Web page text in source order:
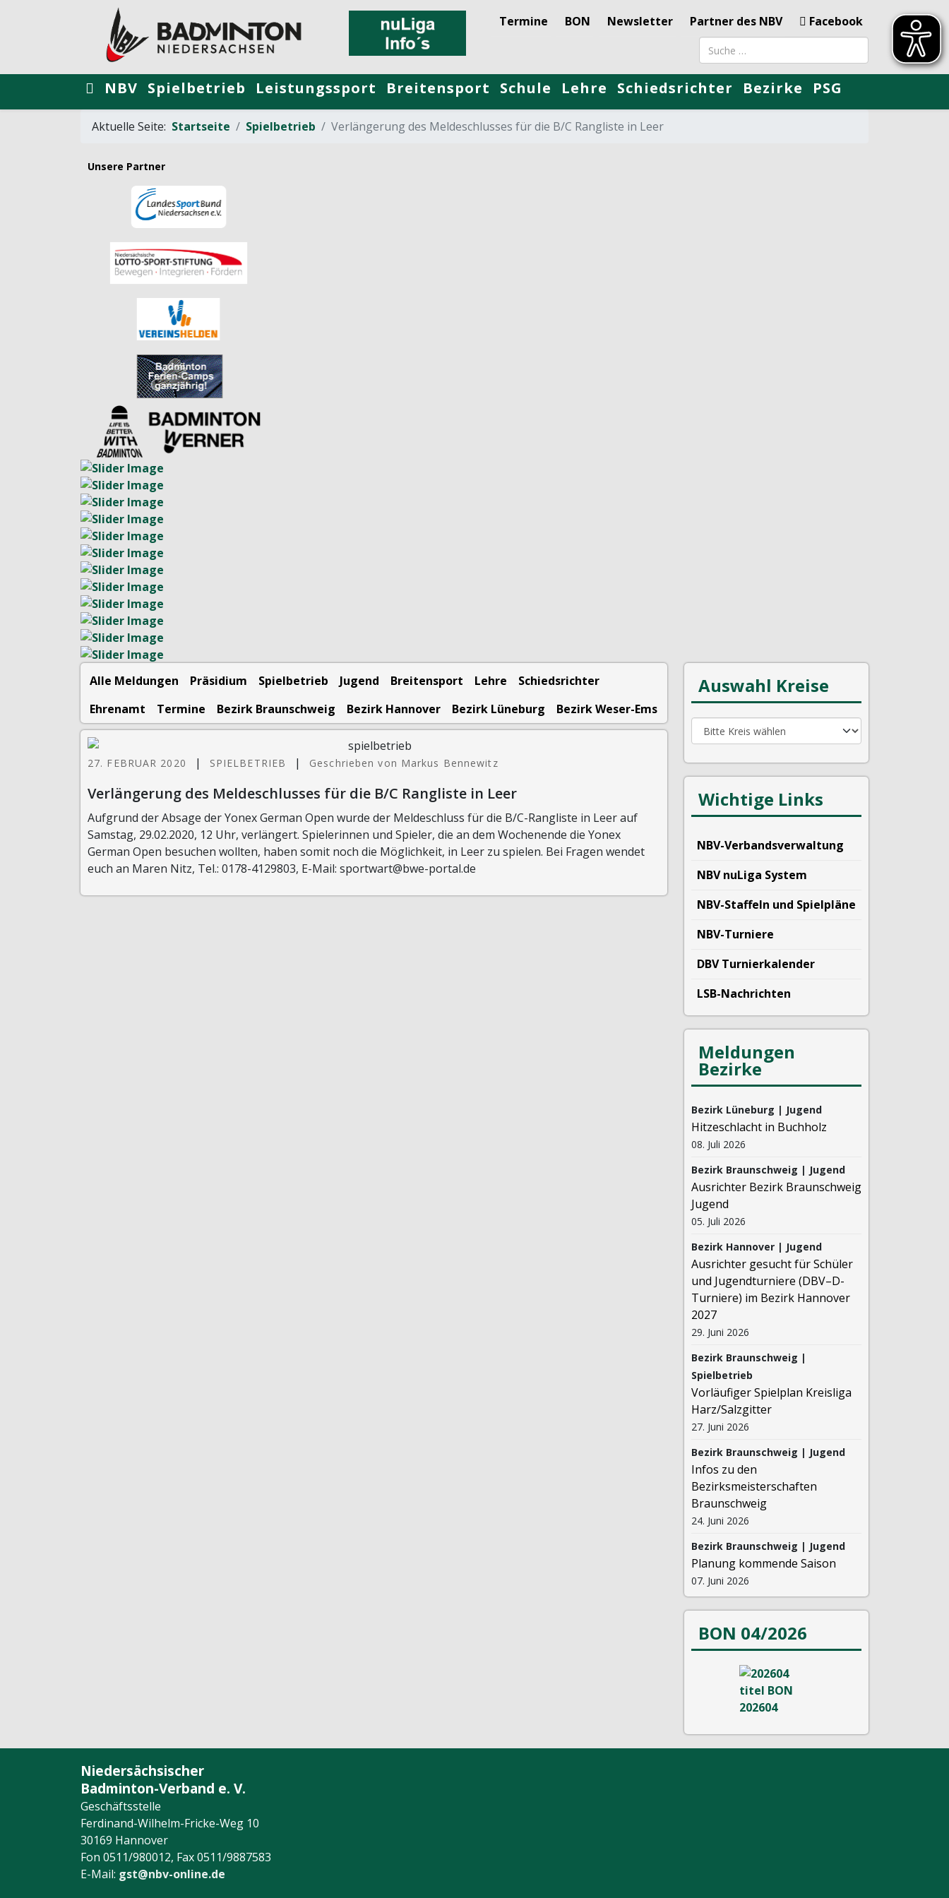
Termine BON Newsletter Partner des NBV
Facebook
Suchbegriff
NBV Spielbetrieb Leistungssport Breitensport Schule Lehre Schiedsrichter Bezirke PSG
Aktuelle Seite: Startseite Spielbetrieb Verlängerung des Meldeschlusses für die B/C Rangliste in Leer
Unsere Partner
Alle Meldungen Präsidium Spielbetrieb Jugend Breitensport Lehre
Schiedsrichter
Ehrenamt
Termine Bezirk Braunschweig Bezirk Hannover Bezirk Lüneburg Bezirk Weser-Ems
27. FEBRUAR 2020 | SPIELBETRIEB | Geschrieben von Markus Bennewitz
Verlängerung des Meldeschlusses für die B/C Rangliste in Leer
Aufgrund der Absage der Yonex German Open wurde der Meldeschluss für die B/C-Rangliste in Leer auf
Samstag, 29.02.2020, 12 Uhr, verlängert. Spielerinnen und Spieler, die an dem Wochenende die Yonex
German Open besuchen wollten, haben somit noch die Möglichkeit, in Leer zu spielen. Bei Fragen wendet
euch an Maren Nitz, Tel.: 0178-4129803, E-Mail: sportwart@bwe-portal.de
Auswahl Kreise
Wichtige Links
NBV-Verbandsverwaltung
NBV nuLiga System
NBV-Staffeln und Spielpläne
NBV-Turniere
DBV Turnierkalender
LSB-Nachrichten
Meldungen
Bezirke
Bezirk Lüneburg | Jugend
Hitzeschlacht in Buchholz
08. Juli 2026
Bezirk Braunschweig | Jugend
Ausrichter Bezirk Braunschweig
Jugend
05. Juli 2026
Bezirk Hannover | Jugend
Ausrichter gesucht für Schüler
und Jugendturniere (DBV–D-
Turniere) im Bezirk Hannover
2027
29. Juni 2026
Bezirk Braunschweig |
Spielbetrieb
Vorläufiger Spielplan Kreisliga
Harz/Salzgitter
27. Juni 2026
Bezirk Braunschweig | Jugend
Infos zu den
Bezirksmeisterschaften
Braunschweig
24. Juni 2026
Bezirk Braunschweig | Jugend
Planung kommende Saison
07. Juni 2026
BON 04/2026
Niedersächsischer
Badminton-Verband e. V.
Geschäftsstelle
Ferdinand-Wilhelm-Fricke-Weg 10
30169 Hannover
Fon 0511/980012, Fax 0511/9887583
E-Mail: gst@nbv-online.de